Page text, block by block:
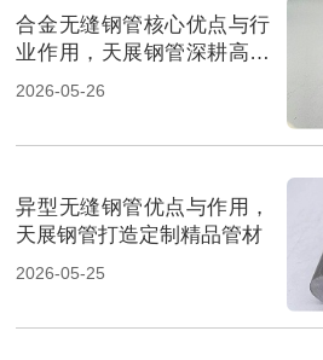
合金无缝钢管核心优点与行
业作用，天展钢管深耕高端
管材
2026-05-26
异型无缝钢管优点与作用，
天展钢管打造定制精品管材
2026-05-25